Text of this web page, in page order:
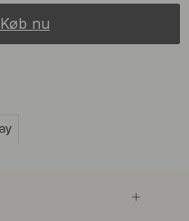
På lager
Køb nu